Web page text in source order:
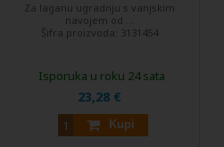
Za laganu ugradnju s vanjskim
navojem od ...
Šifra proizvoda: 3131454
23,28 €
Kupi
Isporuka u roku 24 sata